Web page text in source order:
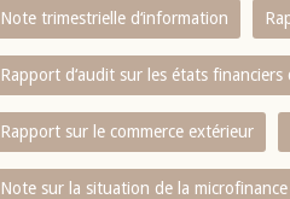
Note trimestrielle d‘information
Rapport d‘audit sur les états financiers
Rapport sur le commerce extérieur
Note sur la situation de la microfinance